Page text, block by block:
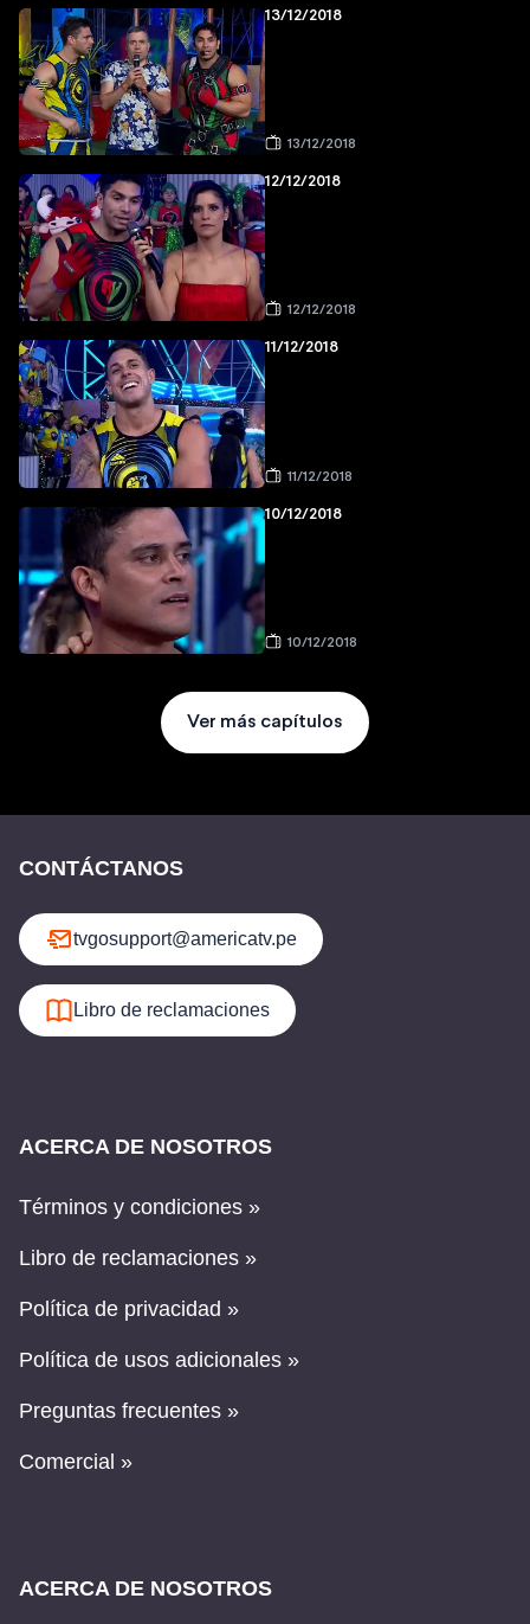
13/12/2018
13/12/2018
12/12/2018
12/12/2018
11/12/2018
11/12/2018
10/12/2018
10/12/2018
Ver más capítulos
CONTÁCTANOS
tvgosupport@americatv.pe
Libro de reclamaciones
ACERCA DE NOSOTROS
Términos y condiciones »
Libro de reclamaciones »
Política de privacidad »
Política de usos adicionales »
Preguntas frecuentes »
Comercial »
ACERCA DE NOSOTROS